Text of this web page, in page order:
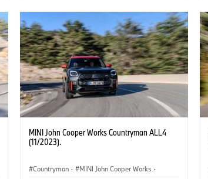
MINI John Cooper Works Countryman ALL4
(11/2023).
Countryman · MINI John Cooper Works ·